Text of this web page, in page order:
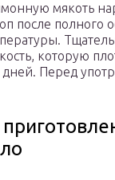
мякоть
после полного
которую
дней. Перед